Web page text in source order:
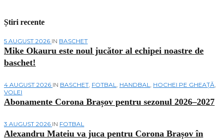
Știri recente
5 AUGUST 2026 IN BASCHET
Mike Okauru este noul jucător al echipei noastre de
baschet!
4 AUGUST 2026 IN BASCHET, FOTBAL, HANDBAL, HOCHEI PE GHEAȚĂ,
VOLEI
Abonamente Corona Brașov pentru sezonul 2026–2027
3 AUGUST 2026 IN FOTBAL
Alexandru Mateiu va juca pentru Corona Brașov în